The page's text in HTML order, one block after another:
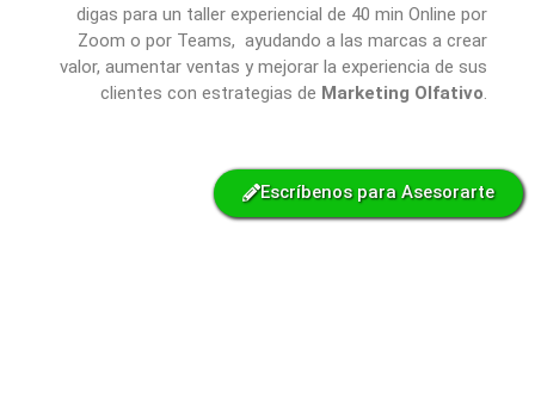
digas para un taller experiencial de 40 min Online por
Zoom o por Teams, ayudando a las marcas a crear
valor, aumentar ventas y mejorar la experiencia de sus
clientes con estrategias de Marketing Olfativo.
Escríbenos para Asesorarte